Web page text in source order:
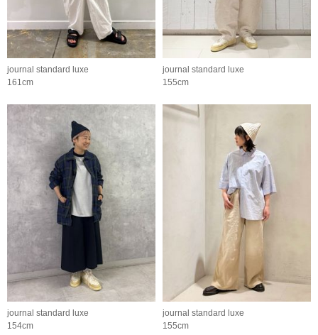
journal standard luxe
161cm
journal standard luxe
155cm
journal standard luxe
154cm
journal standard luxe
155cm